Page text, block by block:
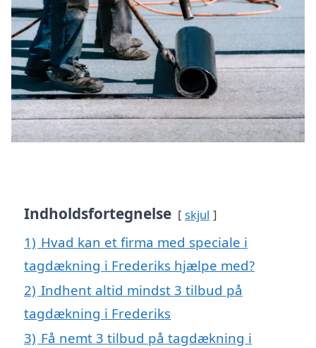
Indholdsfortegnelse skjul
1) Hvad kan et firma med speciale i
tagdækning i Frederiks hjælpe med?
2) Indhent altid mindst 3 tilbud på
tagdækning i Frederiks
3) Få nemt 3 tilbud på tagdækning i